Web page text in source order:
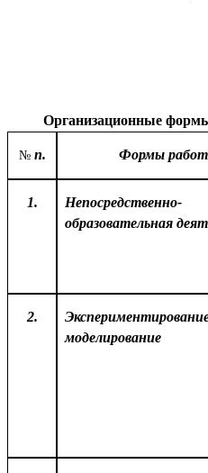
Организационные
№ п. Формы
1.
Непосредственно-
образовательная
2.
моделирование